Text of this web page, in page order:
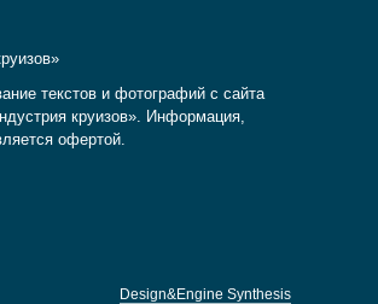
текстов и фотографий с сайта
круизов». Информация,
офертой.
Design&Engine Synthesis